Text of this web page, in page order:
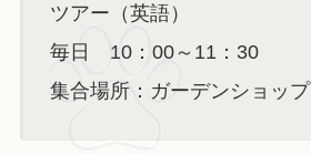
ツアー（英語）
毎日 10：00～11：30
集合場所：ガーデンショップ